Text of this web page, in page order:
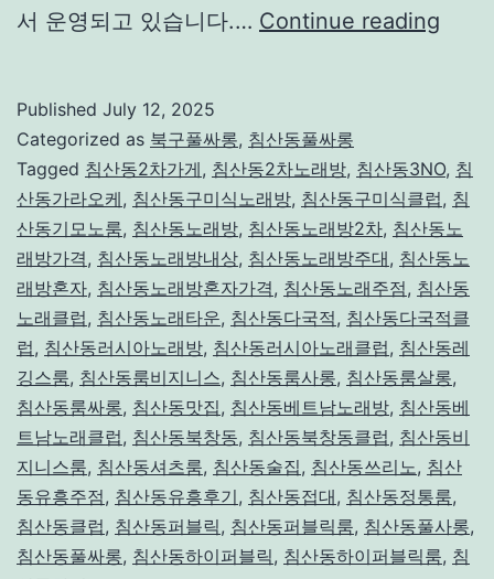
서 운영되고 있습니다.… Continue reading
싸
롱
완
벽
가
이
드
–
위
치,
가
Published July 12, 2025
Categorized as 북구풀싸롱, 침산동풀싸롱
Tagged 침산동2차가게, 침산동2차노래방, 침산동3NO, 침
산동가라오케, 침산동구미식노래방, 침산동구미식클럽, 침
산동기모노룸, 침산동노래방, 침산동노래방2차, 침산동노
래방가격, 침산동노래방내상, 침산동노래방주대, 침산동노
래방혼자, 침산동노래방혼자가격, 침산동노래주점, 침산동
노래클럽, 침산동노래타운, 침산동다국적, 침산동다국적클
럽, 침산동러시아노래방, 침산동러시아노래클럽, 침산동레
깅스룸, 침산동룸비지니스, 침산동룸사롱, 침산동룸살롱,
침산동룸싸롱, 침산동맛집, 침산동베트남노래방, 침산동베
트남노래클럽, 침산동북창동, 침산동북창동클럽, 침산동비
지니스룸, 침산동셔츠룸, 침산동술집, 침산동쓰리노, 침산
동유흥주점, 침산동유흥후기, 침산동접대, 침산동정통룸,
침산동클럽, 침산동퍼블릭, 침산동퍼블릭룸, 침산동풀사롱,
침산동풀싸롱, 침산동하이퍼블릭, 침산동하이퍼블릭룸, 침